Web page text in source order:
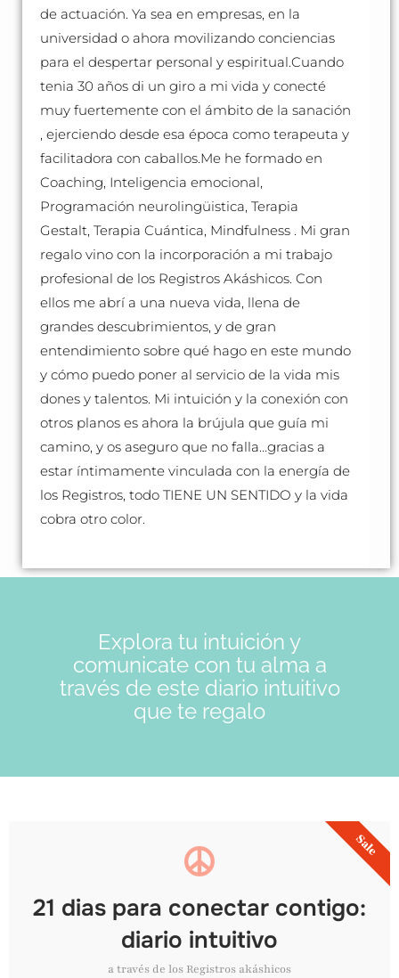
de actuación. Ya sea en empresas, en la
universidad o ahora movilizando conciencias
para el despertar personal y espiritual.Cuando
tenia 30 años di un giro a mi vida y conecté
muy fuertemente con el ámbito de la sanación
, ejerciendo desde esa época como terapeuta y
facilitadora con caballos.Me he formado en
Coaching, Inteligencia emocional,
Programación neurolingüistica, Terapia
Gestalt, Terapia Cuántica, Mindfulness . Mi gran
regalo vino con la incorporación a mi trabajo
profesional de los Registros Akáshicos. Con
ellos me abrí a una nueva vida, llena de
grandes descubrimientos, y de gran
entendimiento sobre qué hago en este mundo
y cómo puedo poner al servicio de la vida mis
dones y talentos. Mi intuición y la conexión con
otros planos es ahora la brújula que guía mi
camino, y os aseguro que no falla…gracias a
estar íntimamente vinculada con la energía de
los Registros, todo TIENE UN SENTIDO y la vida
cobra otro color.
Explora tu intuición y
comunicate con tu alma a
través de este diario intuitivo
que te regalo
21 dias para conectar contigo:
diario intuitivo
a través de los Registros akáshicos
Sale